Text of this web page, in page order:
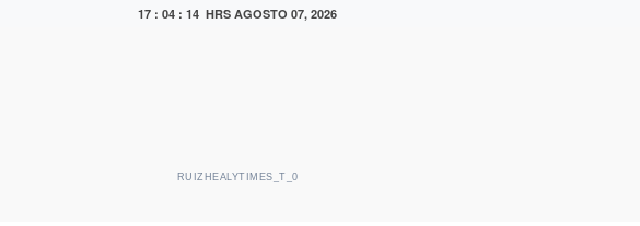
17 : 04 : 15 HRS AGOSTO 07, 2026
RUIZHEALYTIMES_T_0